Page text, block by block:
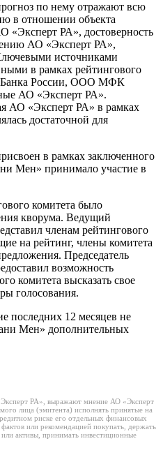
по нему отражают всю
в отношении объекта
РА», достоверность
АО «Эксперт РА»,
источниками
в рамках рейтингового
Банка России, ООО МФК
АО «Эксперт РА».
АО «Эксперт РА» в рамках
достаточной для
в рамках заключенного
Мен» принимало участие в
комитета было
кворума. Ведущий
членам рейтингового
на рейтинг, члены комитета
Председатель
возможность
комитета высказать свое
голосования.
последних 12 месяцев не
Мен» дополнительных
РА», выражают мнение АО «Эксперт
лица (эмитента) исполнять принятые на
риске его отдельных финансовых
или рекомендацией покупать, держать
активы, принимать инвестиционные